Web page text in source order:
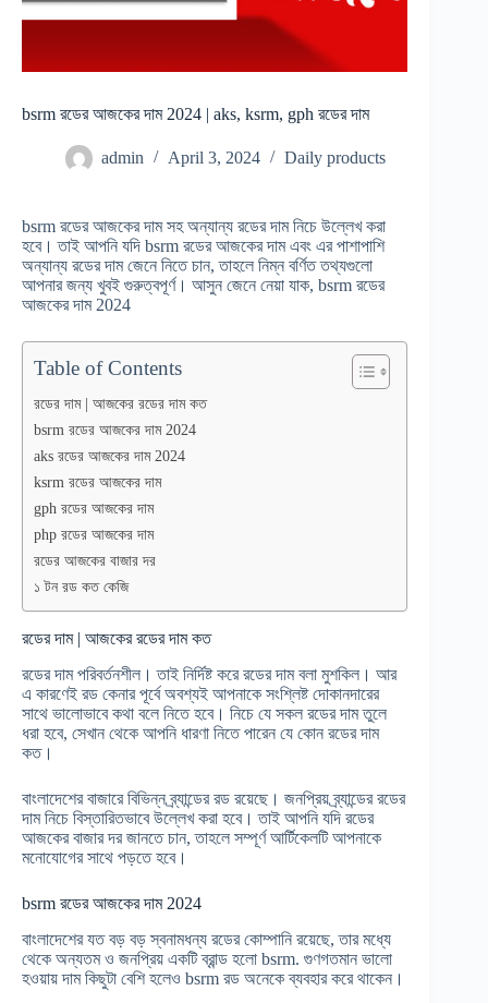
bsrm রডের আজকের দাম 2024 | aks, ksrm, gph রডের দাম
admin April 3, 2024 Daily products
bsrm রডের আজকের দাম সহ অন্যান্য রডের দাম নিচে উল্লেখ করা
হবে। তাই আপনি যদি bsrm রডের আজকের দাম এবং এর পাশাপাশি
অন্যান্য রডের দাম জেনে নিতে চান, তাহলে নিম্ন বর্ণিত তথ্যগুলো
আপনার জন্য খুবই গুরুত্বপূর্ণ। আসুন জেনে নেয়া যাক, bsrm রডের
আজকের দাম 2024
Table of Contents
রডের দাম | আজকের রডের দাম কত
bsrm রডের আজকের দাম 2024
aks রডের আজকের দাম 2024
ksrm রডের আজকের দাম
gph রডের আজকের দাম
php রডের আজকের দাম
রডের আজকের বাজার দর
১ টন রড কত কেজি
রডের দাম | আজকের রডের দাম কত
রডের দাম পরিবর্তনশীল। তাই নির্দিষ্ট করে রডের দাম বলা মুশকিল। আর
এ কারণেই রড কেনার পূর্বে অবশ্যই আপনাকে সংশ্লিষ্ট দোকানদারের
সাথে ভালোভাবে কথা বলে নিতে হবে। নিচে যে সকল রডের দাম তুলে
ধরা হবে, সেখান থেকে আপনি ধারণা নিতে পারেন যে কোন রডের দাম
কত।
বাংলাদেশের বাজারে বিভিন্ন ব্র্যান্ডের রড রয়েছে। জনপ্রিয় ব্র্যান্ডের রডের
দাম নিচে বিস্তারিতভাবে উল্লেখ করা হবে। তাই আপনি যদি রডের
আজকের বাজার দর জানতে চান, তাহলে সম্পূর্ণ আর্টিকেলটি আপনাকে
মনোযোগের সাথে পড়তে হবে।
bsrm রডের আজকের দাম 2024
বাংলাদেশের যত বড় বড় স্বনামধন্য রডের কোম্পানি রয়েছে, তার মধ্যে
থেকে অন্যতম ও জনপ্রিয় একটি ব্রান্ড হলো bsrm. গুণগতমান ভালো
হওয়ায় দাম কিছুটা বেশি হলেও bsrm রড অনেকে ব্যবহার করে থাকেন।